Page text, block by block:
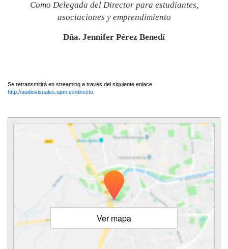
Como Delegada del Director para estudiantes,
asociaciones y emprendimiento
Dña. Jennifer Pérez Benedí
Se retransmitirá en streaming a través del siguiente enlace
http://audiovisuales.upm.es/directo
Ver mapa